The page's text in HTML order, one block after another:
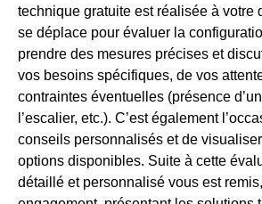
technique gratuite est réalisée à votre
se déplace pour évaluer la
prendre des mesures précises et
vos besoins spécifiques, de vos
contraintes éventuelles (présence
l’escalier, etc.). C’est également
conseils personnalisés et de
options disponibles. Suite à cette
détaillé et personnalisé vous est